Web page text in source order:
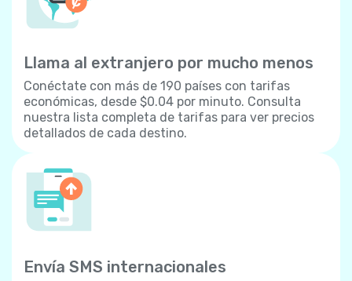
Llama al extranjero por mucho menos
Conéctate con más de 190 países con tarifas
económicas, desde $0.04 por minuto. Consulta
nuestra lista completa de tarifas para ver precios
detallados de cada destino.
Envía SMS internacionales